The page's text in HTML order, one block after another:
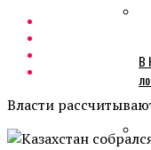
В
Власти